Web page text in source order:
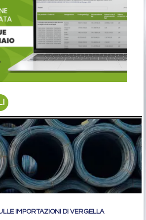
IMPORTAZIONI DI VERGELLA